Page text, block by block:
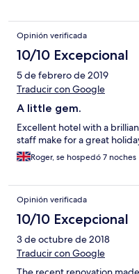
Opinión verificada
10/10 Excepcional
5 de febrero de 2019
Traducir con Google
A little gem.
Excellent hotel with a
staff make for a great
Roger, se hospedó 7 noches
Opinión verificada
10/10 Excepcional
3 de octubre de 2018
Traducir con Google